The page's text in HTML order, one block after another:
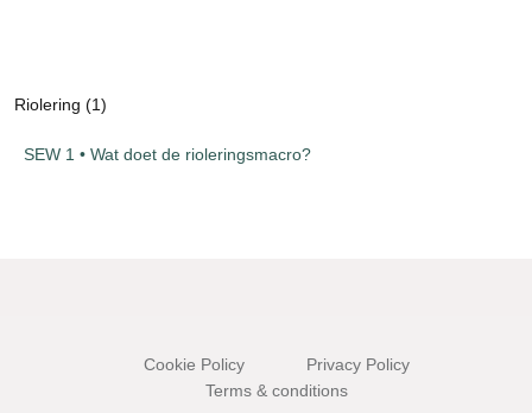
Riolering (1)
SEW 1 • Wat doet de rioleringsmacro?
Cookie Policy
Privacy Policy
Terms & conditions